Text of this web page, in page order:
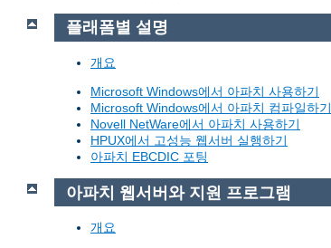
플래폼별 설명
개요
Microsoft Windows에서 아파치 사용하기
Microsoft Windows에서 아파치 컴파일하기
Novell NetWare에서 아파치 사용하기
HPUX에서 고성능 웹서버 실행하기
아파치 EBCDIC 포팅
아파치 웹서버와 지원 프로그램
개요